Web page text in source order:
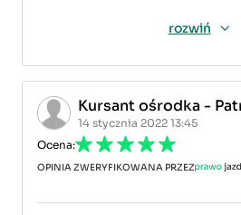
rozwiń
Kursant ośrodka -
14 stycznia 2022 13:45
Ocena:
OPINIA ZWERYFIKOWANA PRZEZ